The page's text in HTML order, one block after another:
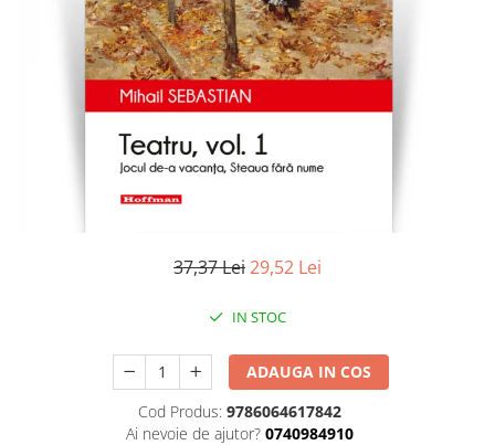
Literatura
Contemporana
Publicistica / Reportaje / Interviuri
Sociologie si filozofie
37,37 Lei29,52 Lei
IN STOC
ADAUGA IN COS
Cod Produs: 9786064617842
Ai nevoie de ajutor? 0740984910